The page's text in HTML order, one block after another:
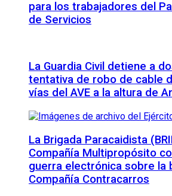
para los trabajadores del
de Servicios
La Guardia Civil detiene a
tentativa de robo de cable
vías del AVE a la altura de
La Brigada Paracaidista
Compañía Multipropósito
guerra electrónica sobre la
Compañía Contracarros